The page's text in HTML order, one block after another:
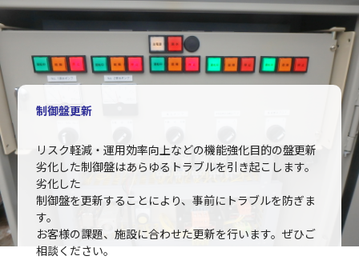
制御盤更新
リスク軽減・運用効率向上などの機能強化目的の盤更新
劣化した制御盤はあらゆるトラブルを引き起こします。
劣化した
制御盤を更新することにより、事前にトラブルを防ぎま
す。
お客様の課題、施設に合わせた更新を行います。ぜひご
相談ください。